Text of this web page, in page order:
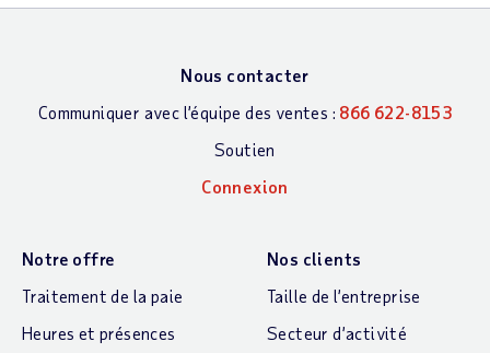
Nous contacter
Communiquer avec l’équipe des ventes : 866 622-8153
Soutien
Connexion
Notre offre
Traitement de la paie
Heures et présences
Nos clients
Taille de l’entreprise
Secteur d’activité